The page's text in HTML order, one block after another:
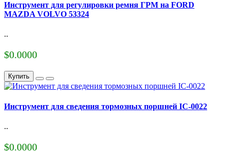
Инструмент для регулировки ремня ГРМ на FORD
MAZDA VOLVO 53324
..
$0.0000
Купить
Инструмент для сведения тормозных поршней IС-0022
..
$0.0000